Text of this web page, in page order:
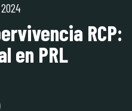
2024
RCP:
en PRL